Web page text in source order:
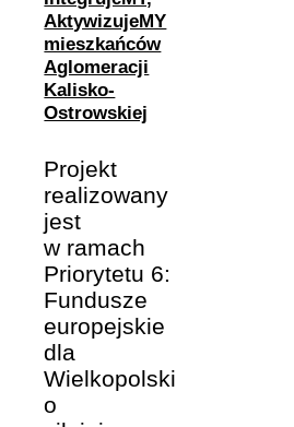
AktywizujeMY
mieszkańców
Aglomeracji
Kalisko-
Ostrowskiej
Projekt
realizowany
jest
w ramach
Priorytetu 6:
Fundusze
europejskie
dla
Wielkopolski
o